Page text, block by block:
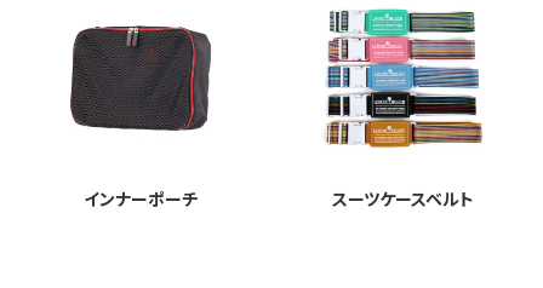
インナーポーチ スーツケースベルト